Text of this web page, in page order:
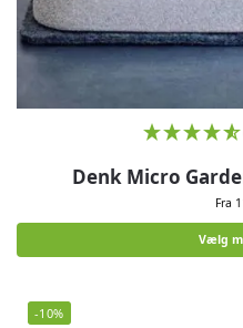
Denk Micro
Fra
Vælg
-10%